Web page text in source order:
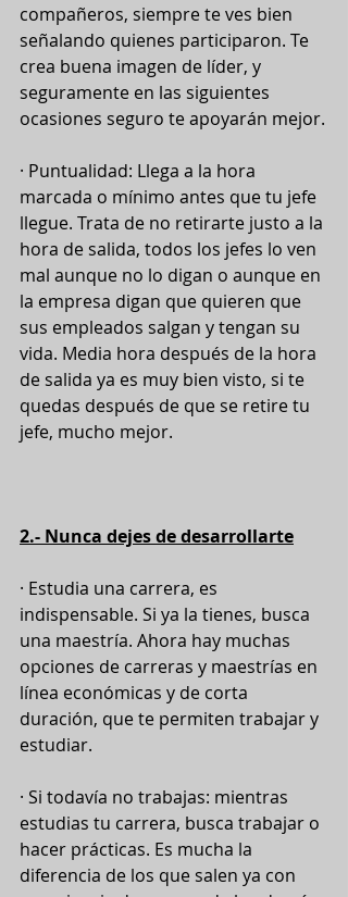
compañeros, siempre te ves bien
señalando quienes participaron. Te
crea buena imagen de líder, y
seguramente en las siguientes
ocasiones seguro te apoyarán mejor.
· Puntualidad: Llega a la hora
marcada o mínimo antes que tu jefe
llegue. Trata de no retirarte justo a la
hora de salida, todos los jefes lo ven
mal aunque no lo digan o aunque en
la empresa digan que quieren que
sus empleados salgan y tengan su
vida. Media hora después de la hora
de salida ya es muy bien visto, si te
quedas después de que se retire tu
jefe, mucho mejor.
2.- Nunca dejes de desarrollarte
· Estudia una carrera, es
indispensable. Si ya la tienes, busca
una maestría. Ahora hay muchas
opciones de carreras y maestrías en
línea económicas y de corta
duración, que te permiten trabajar y
estudiar.
· Si todavía no trabajas: mientras
estudias tu carrera, busca trabajar o
hacer prácticas. Es mucha la
diferencia de los que salen ya con